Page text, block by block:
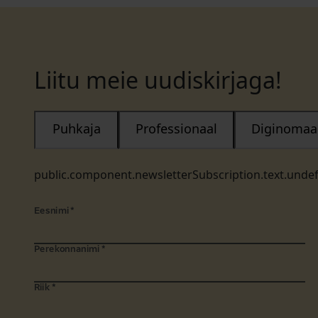
Liitu meie uudiskirjaga!
Puhkaja Professionaal
Eesnimi *
Perekonnanimi *
Riik *